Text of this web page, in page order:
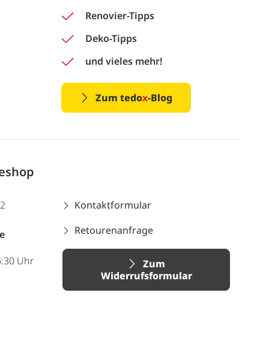
Renovier-Tipps
Deko-Tipps
und vieles mehr!
Zum tedox-Blog
Uhr
Kontaktformular
Retourenanfrage
Zum
Widerrufsformular